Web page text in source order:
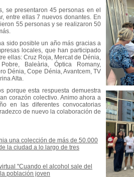
se presentaron 45 personas en el
entre ellas 7 nuevos donantes. En
55 personas y se realizaron 50
sido posible un año más gracias a
locales, que han participado
ellas: Cruz Roja, Mercat de Dénia,
Baleària, Óptica Romany,
Dénia, Cope Dénia, Avantcem, TV
Alta.
porque esta respuesta demuestra
corazón colectivo. Animo ahora a
en las diferentes convocatorias
de nuevo la colaboración de
una colección de más de 50.000
la ciudad a lo largo de tres
"Cuando el alcohol sale del
población joven